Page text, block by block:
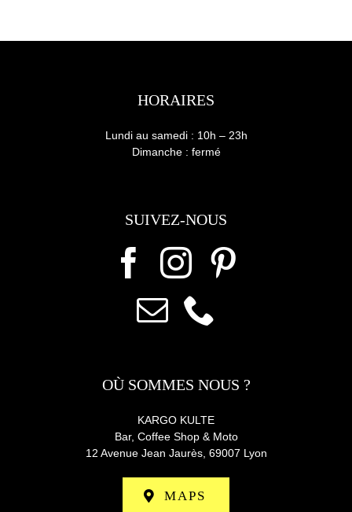
HORAIRES
SUIVEZ-NOUS
OÙ SOMMES NOUS ?
Lundi au samedi : 10h – 23h
Dimanche : fermé
KARGO KULTE
Bar, Coffee Shop & Moto
12 Avenue Jean Jaurès, 69007 Lyon
MAPS